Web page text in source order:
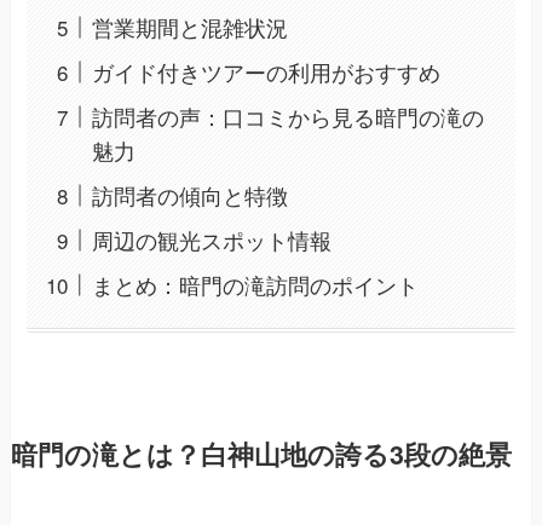
営業期間と混雑状況
ガイド付きツアーの利用がおすすめ
訪問者の声：口コミから見る暗門の滝の
魅力
訪問者の傾向と特徴
周辺の観光スポット情報
まとめ：暗門の滝訪問のポイント
暗門の滝とは？白神山地の誇る3段の絶景